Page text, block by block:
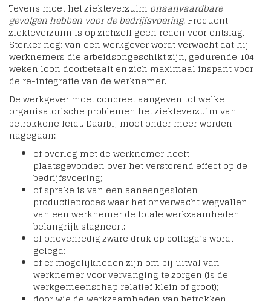
Tevens moet het ziekteverzuim onaanvaardbare
gevolgen hebben voor de bedrijfsvoering. Frequent
ziekteverzuim is op zichzelf geen reden voor ontslag.
Sterker nog; van een werkgever wordt verwacht dat hij
werknemers die arbeidsongeschikt zijn, gedurende 104
weken loon doorbetaalt en zich maximaal inspant voor
de re-integratie van de werknemer.
De werkgever moet concreet aangeven tot welke
organisatorische problemen het ziekteverzuim van
betrokkene leidt. Daarbij moet onder meer worden
nagegaan:
of overleg met de werknemer heeft
plaatsgevonden over het verstorend effect op de
bedrijfsvoering;
of sprake is van een aaneengesloten
productieproces waar het onverwacht wegvallen
van een werknemer de totale werkzaamheden
belangrijk stagneert;
of onevenredig zware druk op collega’s wordt
gelegd;
of er mogelijkheden zijn om bij uitval van
werknemer voor vervanging te zorgen (is de
werkgemeenschap relatief klein of groot);